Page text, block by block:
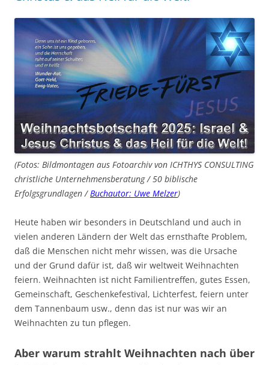
(Fotos: Bildmontagen aus Fotoarchiv von ICHTHYS CONSULTING
christliche Unternehmensberatung / 50 biblische
Erfolgsgrundlagen /Buchautor: Uwe Melzer)
Heute haben wir besonders in Deutschland und auch in
vielen anderen Ländern der Welt das ernsthafte Problem,
daß die Menschen nicht mehr wissen, was die Ursache
und der Grund dafür ist, daß wir weltweit Weihnachten
feiern. Weihnachten ist nicht Familientreffen, gutes Essen,
Gemeinschaft, Geschenkefestival, Lichterfest, feiern unter
dem Tannenbaum usw., denn das ist nur was wir an
Weihnachten zu tun pflegen.
Aber warum strahlt Weihnachten nach über